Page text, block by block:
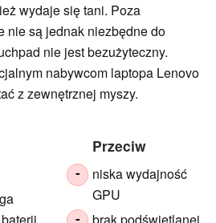
wydaje się tani. Poza
nie są jednak niezbędne do
nie jest bezużyteczny.
nabywcom laptopa Lenovo
z zewnętrznej myszy.
Przeciw
-
niska wydajność
GPU